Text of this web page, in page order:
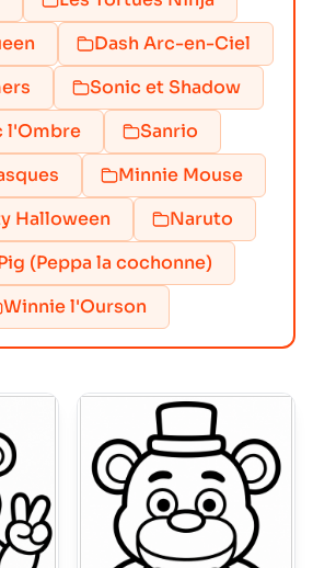
Dash Arc-en-Ciel
Sonic et Shadow
l'Ombre
Sanrio
Minnie Mouse
Halloween
Naruto
(Peppa la cochonne)
Winnie l'Ourson